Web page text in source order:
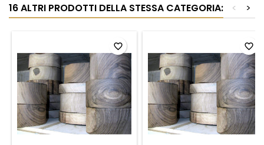
16 ALTRI PRODOTTI DELLA STESSA CATEGORIA: >
<
favorite_border favorite_border